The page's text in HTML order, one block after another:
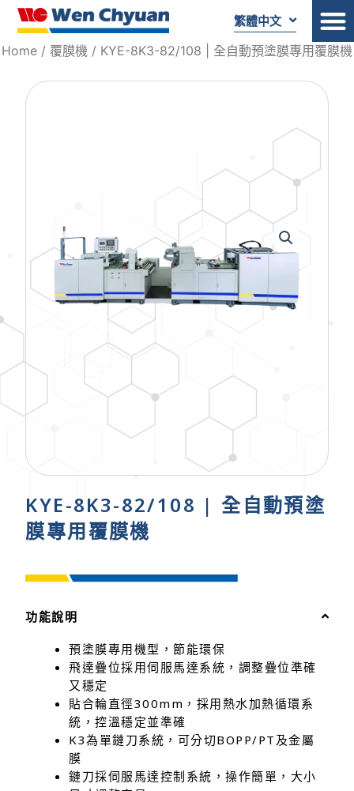
繁體中文
Home / 覆膜機 / KYE-8K3-82/108 | 全自動預塗膜專用覆膜機
KYE-8K3-82/108 | 全自動預塗
膜專用覆膜機
功能說明
預塗膜專用機型，節能環保
飛達疊位採用伺服馬達系統，調整疊位準確
又穩定
貼合輪直徑300mm，採用熱水加熱循環系
統，控溫穩定並準確
K3為單鏈刀系統，可分切BOPP/PT及金屬
膜
鏈刀採伺服馬達控制系統，操作簡單，大小